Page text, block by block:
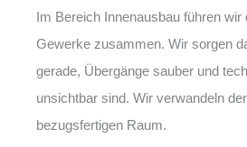
Im Bereich Innenausbau führen wir
Gewerke zusammen. Wir sorgen
gerade, Übergänge sauber und
unsichtbar sind. Wir verwandeln
bezugsfertigen Raum.